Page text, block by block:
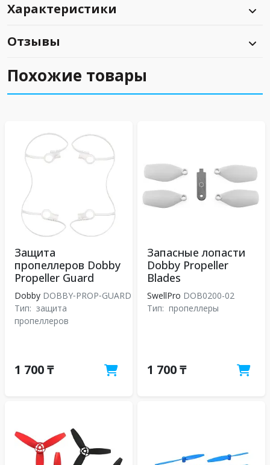
Характеристики
Отзывы
Похожие товары
Защита
пропеллеров Dobby
Propeller Guard
Dobby DOBBY‑PROP‑GUARD
Тип: защита
пропеллеров
1 700 ₸
Запасные лопасти
Dobby Propeller
Blades
SwellPro DOB0200-02
Тип: пропеллеры
1 700 ₸